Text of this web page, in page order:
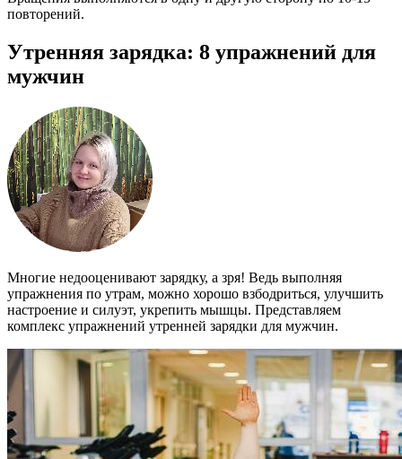
повторений.
Утренняя зарядка: 8 упражнений для
мужчин
Многие недооценивают зарядку, а зря! Ведь выполняя
упражнения по утрам, можно хорошо взбодриться, улучшить
настроение и силуэт, укрепить мышцы. Представляем
комплекс упражнений утренней зарядки для мужчин.